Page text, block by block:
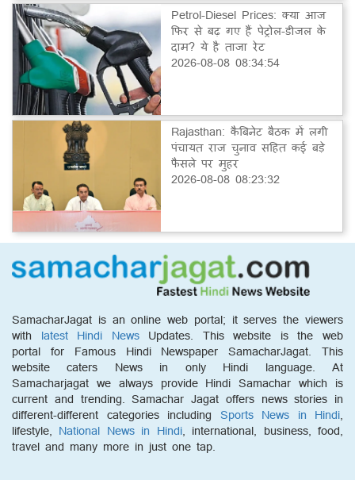
Petrol-Diesel Prices: क्या आज
फिर से बढ़ गए हैं पेट्रोल-डीजल के
दाम? ये है ताजा रेट
2026-08-08 08:34:54
Rajasthan: कैबिनेट बैठक में लगी
पंचायत राज चुनाव सहित कई बड़े
फैसले पर मुहर
2026-08-08 08:23:32
SamacharJagat is an online web portal; it serves the viewers
with latest Hindi NewsUpdates. This website is the web
portal for Famous Hindi Newspaper SamacharJagat. This
website caters News in only Hindi language. At
Samacharjagat we always provide Hindi Samachar which is
current and trending. Samachar Jagat offers news stories in
different-different categories including Sports News in Hindi,
lifestyle, National News in Hindi, international, business, food,
travel and many more in just one tap.